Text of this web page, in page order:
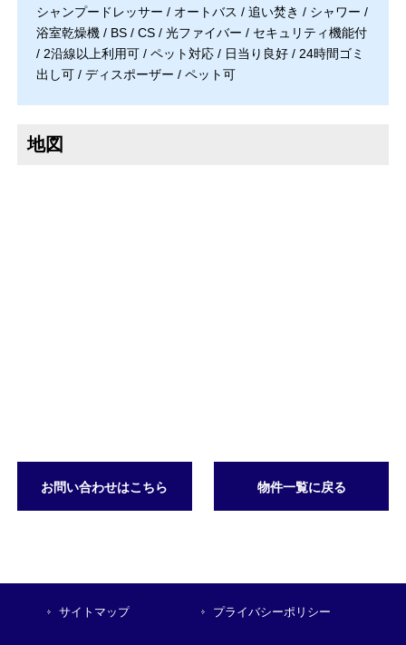
シャンプードレッサー / オートバス / 追い焚き / シャワー /
浴室乾燥機 / BS / CS / 光ファイバー / セキュリティ機能付
/ 2沿線以上利用可 / ペット対応 / 日当り良好 / 24時間ゴミ
出し可 / ディスポーザー / ペット可
地図
お問い合わせはこちら 物件一覧に戻る
サイトマップ プライバシーポリシー